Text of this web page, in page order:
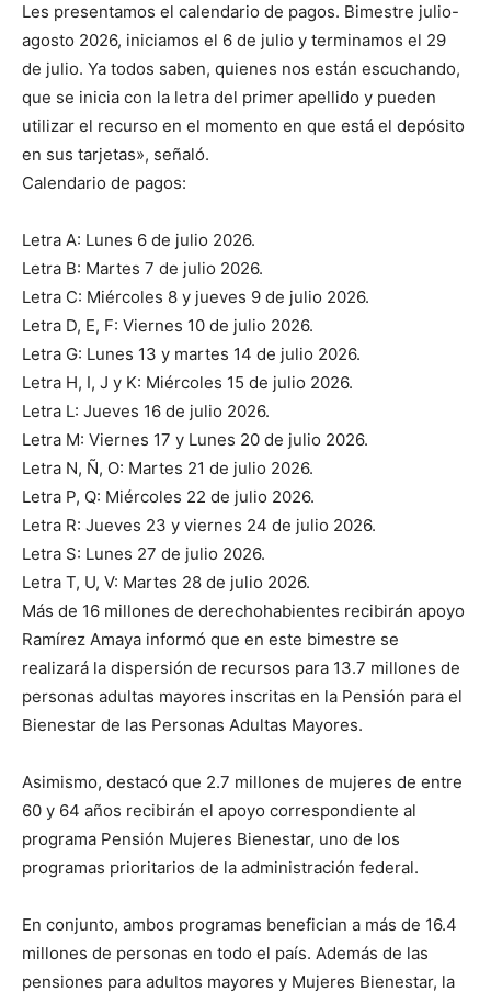
Les presentamos el calendario de pagos. Bimestre julio-
agosto 2026, iniciamos el 6 de julio y terminamos el 29
de julio. Ya todos saben, quienes nos están escuchando,
que se inicia con la letra del primer apellido y pueden
utilizar el recurso en el momento en que está el depósito
en sus tarjetas», señaló.
Calendario de pagos:
Letra A: Lunes 6 de julio 2026.
Letra B: Martes 7 de julio 2026.
Letra C: Miércoles 8 y jueves 9 de julio 2026.
Letra D, E, F: Viernes 10 de julio 2026.
Letra G: Lunes 13 y martes 14 de julio 2026.
Letra H, I, J y K: Miércoles 15 de julio 2026.
Letra L: Jueves 16 de julio 2026.
Letra M: Viernes 17 y Lunes 20 de julio 2026.
Letra N, Ñ, O: Martes 21 de julio 2026.
Letra P, Q: Miércoles 22 de julio 2026.
Letra R: Jueves 23 y viernes 24 de julio 2026.
Letra S: Lunes 27 de julio 2026.
Letra T, U, V: Martes 28 de julio 2026.
Más de 16 millones de derechohabientes recibirán apoyo
Ramírez Amaya informó que en este bimestre se
realizará la dispersión de recursos para 13.7 millones de
personas adultas mayores inscritas en la Pensión para el
Bienestar de las Personas Adultas Mayores.
Asimismo, destacó que 2.7 millones de mujeres de entre
60 y 64 años recibirán el apoyo correspondiente al
programa Pensión Mujeres Bienestar, uno de los
programas prioritarios de la administración federal.
En conjunto, ambos programas benefician a más de 16.4
millones de personas en todo el país. Además de las
pensiones para adultos mayores y Mujeres Bienestar, la